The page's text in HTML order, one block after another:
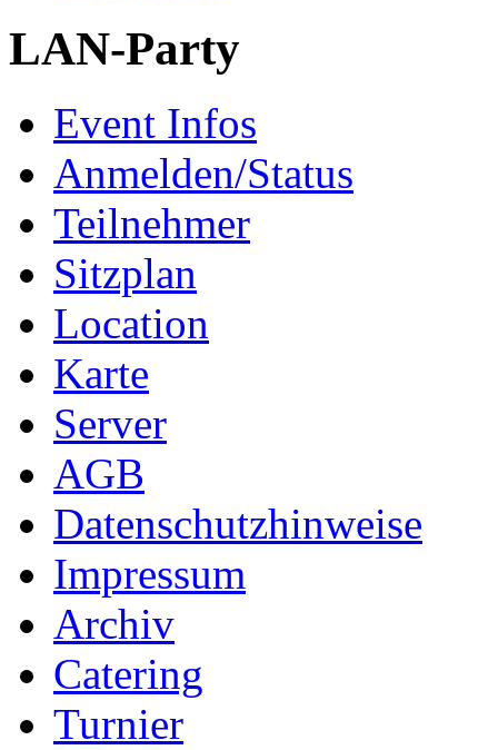
LAN-Party
Event Infos
Anmelden/Status
Teilnehmer
Sitzplan
Location
Karte
Server
AGB
Datenschutzhinweise
Impressum
Archiv
Catering
Turnier